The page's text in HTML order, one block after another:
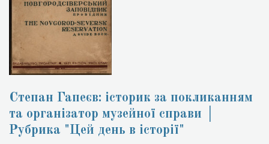
Степан Гапеєв: історик за покликанням
та організатор музейної справи │
Рубрика "Цей день в історії"